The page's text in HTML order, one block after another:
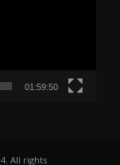
01:59:50
All rights